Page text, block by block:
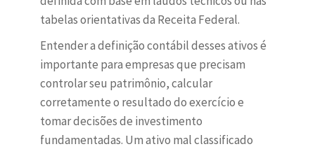
tabelas orientativas da Receita Federal.
Entender a definição contábil desses ativos é
importante para empresas que precisam
controlar seu patrimônio, calcular
corretamente o resultado do exercício e
tomar decisões de investimento
fundamentadas. Um ativo mal classificado